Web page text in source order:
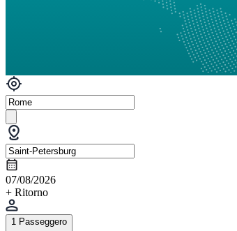
07/08/2026
+ Ritorno
1 Passeggero